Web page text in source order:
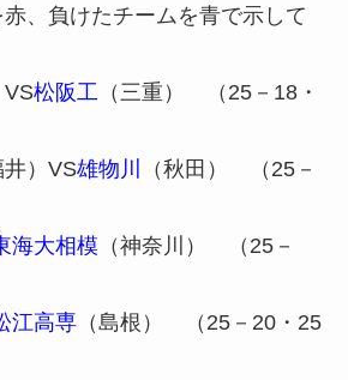
、負けたチームを青で示して
VS松阪工 （三重） （25－18・
井）VS雄物川
（秋田） （25－
海大相模 （神奈川） （25－
江高専（島根） （25－20・25